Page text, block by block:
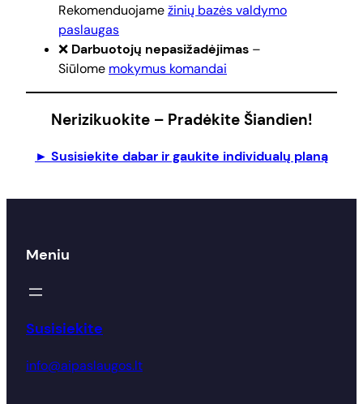
Rekomenduojamežinių bazės valdymo
paslaugas
❌ Darbuotojų nepasižadėjimas –
Siūlome mokymus komandai
Nerizikuokite – Pradėkite Šiandien!
► Susisiekite dabar ir gaukite individualų planą
Meniu
Susisiekite
info@aipaslaugos.lt